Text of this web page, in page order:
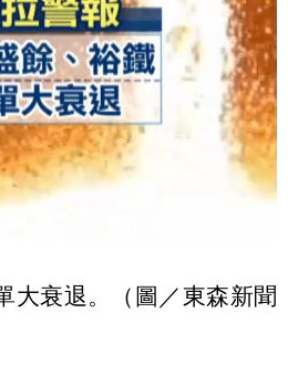
大衰退。（圖／東森新聞